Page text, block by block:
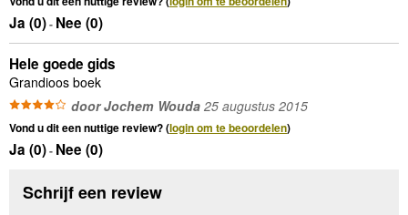
Ja (0)- Nee (0)
Hele goede gids
Grandioos boek
door Jochem Wouda 25 augustus 2015
Vond u dit een nuttige review? (login om te beoordelen)
Ja (0)- Nee (0)
Schrijf een review